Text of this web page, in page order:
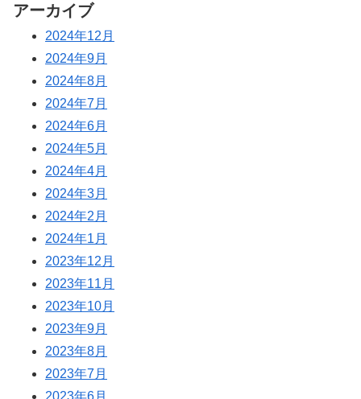
アーカイブ
2024年12月
2024年9月
2024年8月
2024年7月
2024年6月
2024年5月
2024年4月
2024年3月
2024年2月
2024年1月
2023年12月
2023年11月
2023年10月
2023年9月
2023年8月
2023年7月
2023年6月